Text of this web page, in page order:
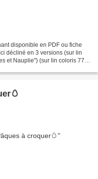
disponible en PDF ou fiche
décliné en 3 versions (sur lin
et Nauplie") (sur lin coloris 770